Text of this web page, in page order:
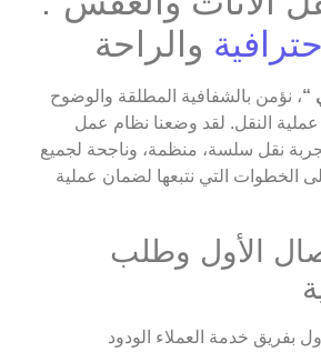
والراحة
“، نؤمن بالشفافية المطلقة والوضوح
النقل. لقد وضعنا نظام عمل
نقل سلسة، منظمة، وناجحة لجميع
الخطوات التي نتبعها لضمان عملية
الاتصال الأول وطلب
بفريق خدمة العملاء الودود